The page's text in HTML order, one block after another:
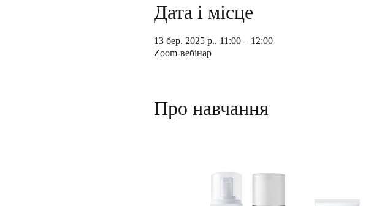
Дата і місце
13 бер. 2025 р., 11:00 – 12:00
Zoom-вебінар
Про навчання